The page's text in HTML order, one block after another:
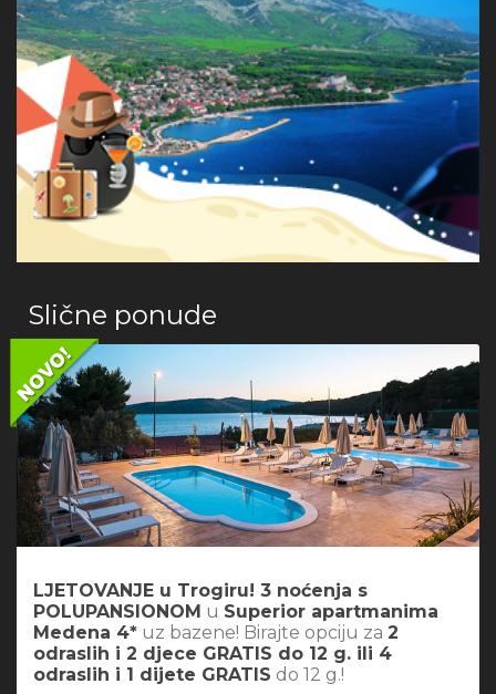
Slične ponude
LJETOVANJE u Trogiru! 3 noćenja s
POLUPANSIONOM u Superior apartmanima
Medena 4* uz bazene! Birajte opciju za 2
odraslih i 2 djece GRATIS do 12 g. ili 4
odraslih i 1 dijete GRATIS do 12 g.!